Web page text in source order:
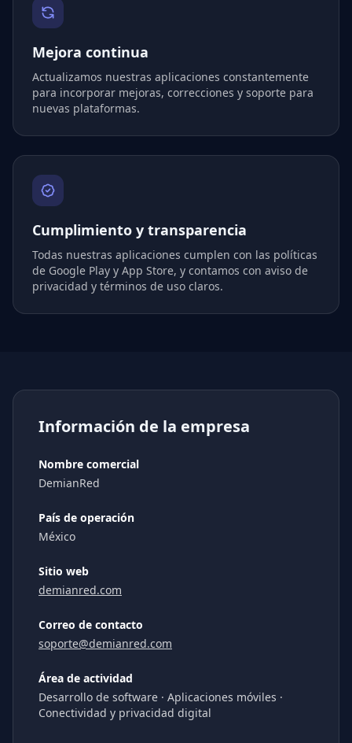
Mejora continua
Actualizamos nuestras aplicaciones constantemente
para incorporar mejoras, correcciones y soporte para
nuevas plataformas.
Cumplimiento y transparencia
Todas nuestras aplicaciones cumplen con las políticas
de Google Play y App Store, y contamos con aviso de
privacidad y términos de uso claros.
Información de la empresa
Nombre comercial
DemianRed
País de operación
México
Sitio web
demianred.com
Correo de contacto
soporte@demianred.com
Área de actividad
Desarrollo de software · Aplicaciones móviles ·
Conectividad y privacidad digital